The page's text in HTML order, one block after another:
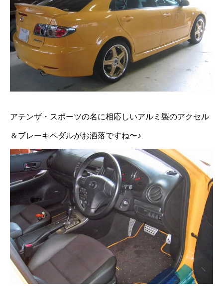
アテンザ・スポーツの名に相応しいアルミ製のアクセル
＆ブレーキペダルがお洒落ですね〜♪